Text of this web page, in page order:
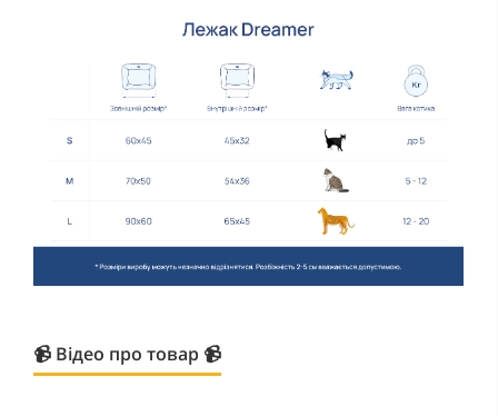
📹 Відео про товар 📹